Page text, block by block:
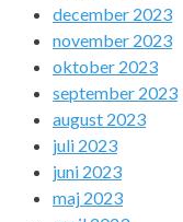
december 2023
november 2023
oktober 2023
september 2023
august 2023
juli 2023
juni 2023
maj 2023